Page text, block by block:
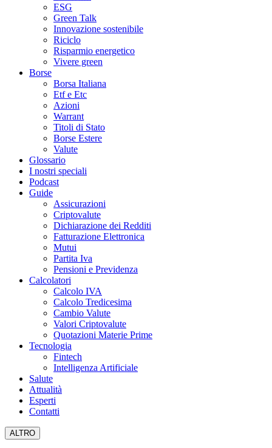
ESG
Green Talk
Innovazione sostenibile
Riciclo
Risparmio energetico
Vivere green
Borse
Borsa Italiana
Etf e Etc
Azioni
Warrant
Titoli di Stato
Borse Estere
Valute
Glossario
I nostri speciali
Podcast
Guide
Assicurazioni
Criptovalute
Dichiarazione dei Redditi
Fatturazione Elettronica
Mutui
Partita Iva
Pensioni e Previdenza
Calcolatori
Calcolo IVA
Calcolo Tredicesima
Cambio Valute
Valori Criptovalute
Quotazioni Materie Prime
Tecnologia
Fintech
Intelligenza Artificiale
Salute
Attualità
Esperti
Contatti
ALTRO